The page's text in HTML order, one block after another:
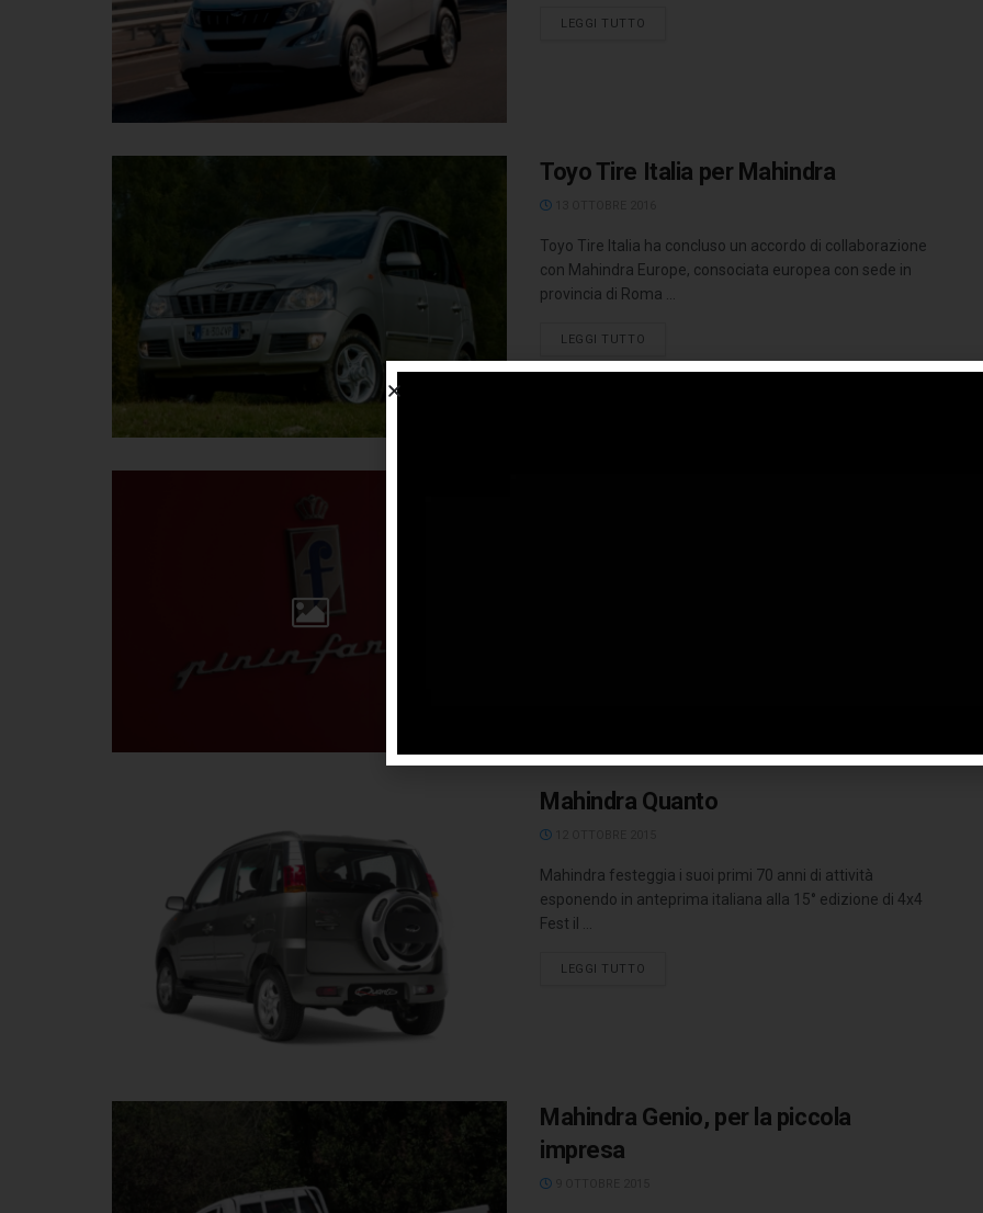
LEGGI TUTTO
Toyo Tire Italia per Mahindra
Toyo Tire Italia ha concluso un accordo di collaborazione
con Mahindra Europe, consociata europea con sede in
provincia di Roma ...
LEGGI TUTTO
Mahindra Quanto
Mahindra festeggia i suoi primi 70 anni di attività
esponendo in anteprima italiana alla 15° edizione di 4x4
Fest il ...
LEGGI TUTTO
Mahindra Genio, per la piccola
impresa